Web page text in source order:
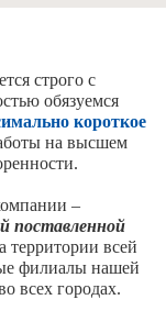
строго с
обязуемся
короткое
на высшем
–
поставленной
территории всей
филиалы нашей
всех городах.